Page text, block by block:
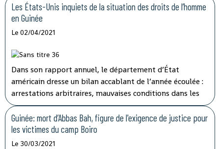
ministre de l'Information et de la communication de
Conakry, Amara Somparé ce rapport manque de sérieux.
Les États-Unis inquiets de la situation des droits de l’homme
en Guinée
Le 02/04/2021
Dans son rapport annuel, le département d’État
américain dresse un bilan accablant de l’année écoulée :
arrestations arbitraires, mauvaises conditions dans les
prisons… Le département d’État américain confirme
dans ce rapport paru cette semaine les
dysfonctionnements pointés du doigt ces derniers mois
par plusieurs organisations de défense des droits de
Guinée: mort d’Abbas Bah, figure de l'exigence de justice pour
les victimes du camp Boiro
Le 30/03/2021